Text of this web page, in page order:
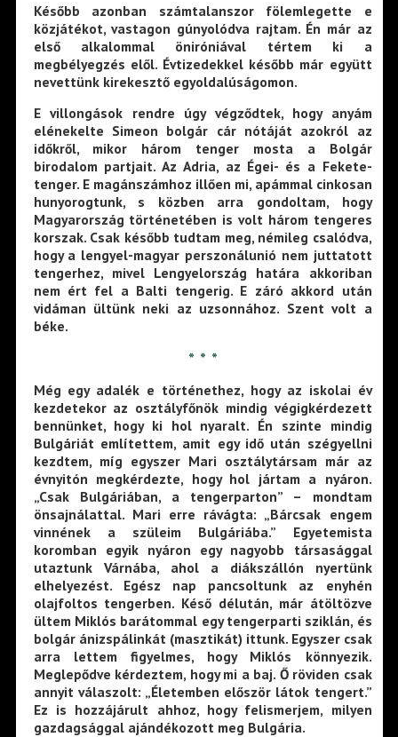
Később azonban számtalanszor fölemlegette e
közjátékot, vastagon gúnyolódva rajtam. Én már az
első alkalommal öniróniával tértem ki a
megbélyegzés elől. Évtizedekkel később már együtt
nevettünk kirekesztő egyoldalúságomon.
E villongások rendre úgy végződtek, hogy anyám
elénekelte Simeon bolgár cár nótáját azokról az
időkről, mikor három tenger mosta a Bolgár
birodalom partjait. Az Adria, az Égei- és a Fekete-
tenger. E magánszámhoz illően mi, apámmal cinkosan
hunyorogtunk, s közben arra gondoltam, hogy
Magyarország történetében is volt három tengeres
korszak. Csak később tudtam meg, némileg csalódva,
hogy a lengyel-magyar perszonálunió nem juttatott
tengerhez, mivel Lengyelország határa akkoriban
nem ért fel a Balti tengerig. E záró akkord után
vidáman ültünk neki az uzsonnához. Szent volt a
béke.
* * *
Még egy adalék e történethez, hogy az iskolai év
kezdetekor az osztályfőnök mindig végigkérdezett
bennünket, hogy ki hol nyaralt. Én szinte mindig
Bulgáriát említettem, amit egy idő után szégyellni
kezdtem, míg egyszer Mari osztálytársam már az
évnyitón megkérdezte, hogy hol jártam a nyáron.
„Csak Bulgáriában, a tengerparton” – mondtam
önsajnálattal. Mari erre rávágta: „Bárcsak engem
vinnének a szüleim Bulgáriába.” Egyetemista
koromban egyik nyáron egy nagyobb társasággal
utaztunk Várnába, ahol a diákszállón nyertünk
elhelyezést. Egész nap pancsoltunk az enyhén
olajfoltos tengerben. Késő délután, már átöltözve
ültem Miklós barátommal egy tengerparti sziklán, és
bolgár ánizspálinkát (masztikát) ittunk. Egyszer csak
arra lettem figyelmes, hogy Miklós könnyezik.
Meglepődve kérdeztem, hogy mi a baj. Ő röviden csak
annyit válaszolt: „Életemben először látok tengert.”
Ez is hozzájárult ahhoz, hogy felismerjem, milyen
gazdagsággal ajándékozott meg Bulgária.